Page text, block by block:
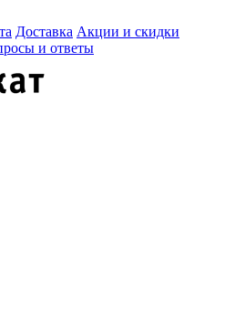
Доставка Акции и скидки
и ответы